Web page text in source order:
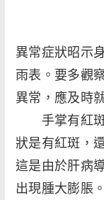
綜合
疾病
異常症狀昭
雨表。要多觀
異常，應及時
手掌有紅斑
狀是有紅斑，
這是由於肝病
出現腫大膨脹。